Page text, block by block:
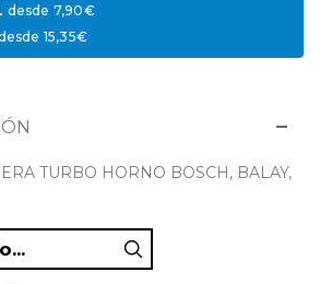
desde 7,90€
15,35€
TURBO HORNO BOSCH, BALAY,